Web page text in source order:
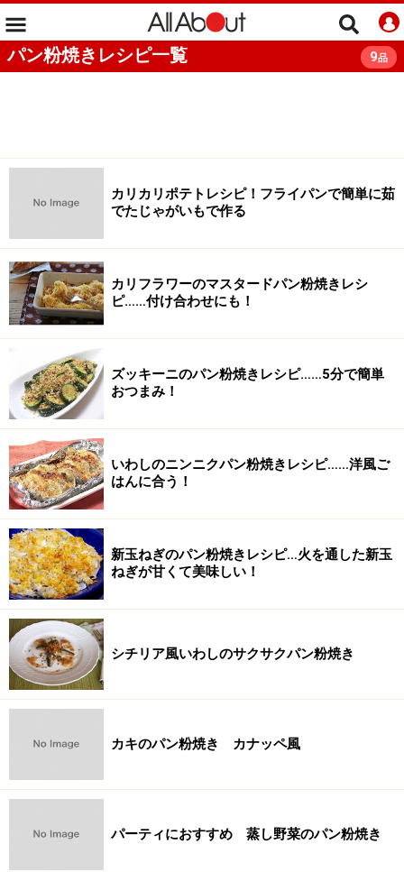
パン粉焼きレシピ一覧 9品
カリカリポテトレシピ！フライパンで簡単に茹
でたじゃがいもで作る
カリフラワーのマスタードパン粉焼きレシ
ピ……付け合わせにも！
ズッキーニのパン粉焼きレシピ……5分で簡単
おつまみ！
いわしのニンニクパン粉焼きレシピ……洋風ご
はんに合う！
新玉ねぎのパン粉焼きレシピ…火を通した新玉
ねぎが甘くて美味しい！
シチリア風いわしのサクサクパン粉焼き
カキのパン粉焼き カナッペ風
パーティにおすすめ 蒸し野菜のパン粉焼き